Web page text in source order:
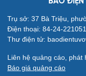
Trụ sở: 37 Bà Triệu,
Điện thoại: 84-24-
Thư điện tử:
Liên hệ quảng cáo, phát
Báo giá quảng cáo